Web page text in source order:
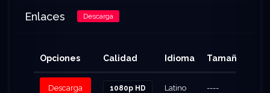
Enlaces Descarga
Opciones Calidad Idioma Tamaño
Descarga 1080p HD Latino ----